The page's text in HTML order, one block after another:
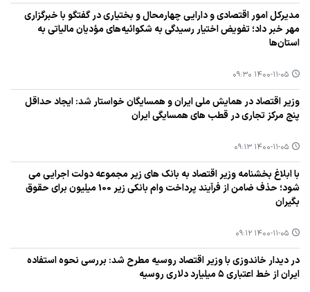
مدیركل امور اقتصادی و دارایی چهارمحال و بختیاری در گفتگو با خبرگزاری
مهر خبر داد؛ تفویض اختیار رسیدگی به شكوائیه‌های مؤدیان مالیاتی به
استان‌ها
۱۴۰۰-۱۱-۰۵ ۰۹:۳۰
وزیر اقتصاد در همایش ملی ایران و همسایگان خواستار شد: ایجاد حداقل
پنج مركز تجاری در قطب های همسایگی ایران
۱۴۰۰-۱۱-۰۵ ۰۹:۱۳
با ابلاغ بخشنامه وزیر اقتصاد به بانك های زیر مجموعه دولت اجرایی می
شود؛ حذف ضامن از فرآیند پرداخت وام بانكی زیر 100 میلیون برای حقوق
بگیران
۱۴۰۰-۱۱-۰۵ ۰۹:۱۲
در دیدار خاندوزی با وزیر اقتصاد روسیه مطرح شد: بررسی نحوه استفاده
ایران از خط اعتباری ۵ میلیارد دلاری روسیه